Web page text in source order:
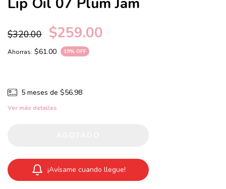
$320.00 $259.00
Ahorras: $61.00 19% OFF
5 meses de $56.98
Ver más detalles
¡Avísame cuando llegue!